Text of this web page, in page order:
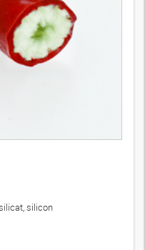
silicon